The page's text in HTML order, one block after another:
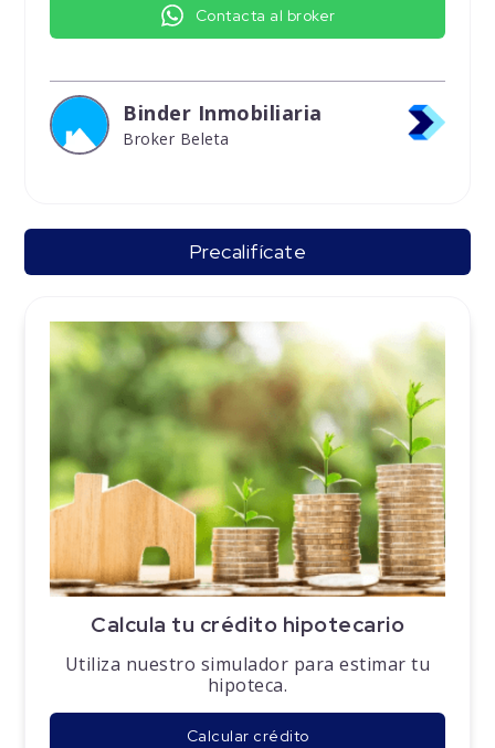
Contacta al broker
Binder Inmobiliaria
Broker Beleta
Precalifícate
Calcula tu crédito hipotecario
Utiliza nuestro simulador para estimar tu
hipoteca.
Calcular crédito